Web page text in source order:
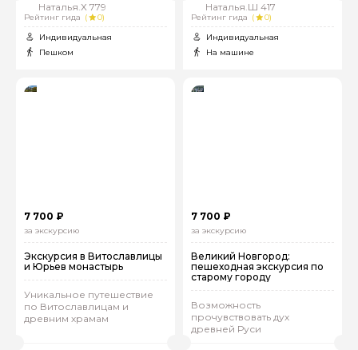
Наталья.Х 779
Рейтинг гида (
0)
Индивидуальная
Пешком
Наталья.Ш 417
Рейтинг гида (
0)
Индивидуальная
На машине
7 700 ₽
за экскурсию
Экскурсия в Витославлицы
и Юрьев монастырь
Уникальное путешествие
по Витославлицам и
древним храмам
7 700 ₽
за экскурсию
Великий Новгород:
пешеходная экскурсия по
старому городу
Возможность
прочувствовать дух
древней Руси